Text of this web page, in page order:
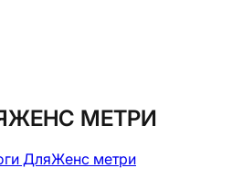
МЕТРИ
ДляЖенс метри